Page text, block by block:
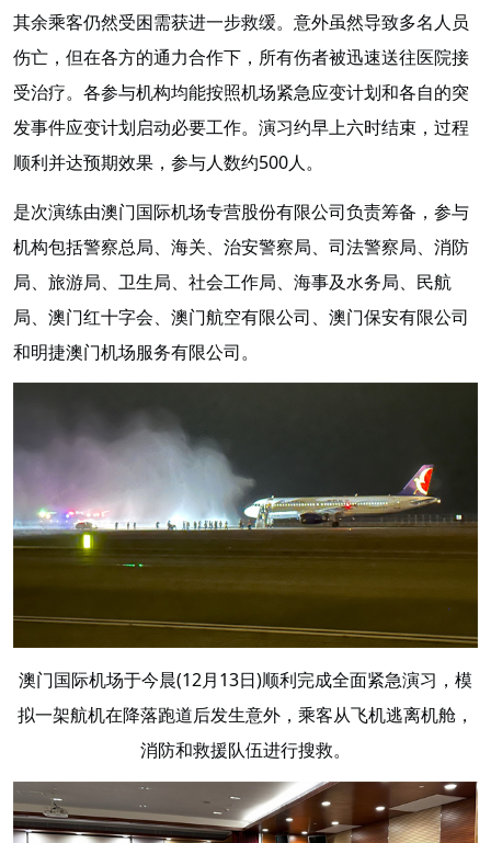
其余乘客仍然受困需获进一步救缓。意外虽然导致多名人员
伤亡，但在各方的通力合作下，所有伤者被迅速送往医院接
受治疗。各参与机构均能按照机场紧急应变计划和各自的突
发事件应变计划启动必要工作。演习约早上六时结束，过程
顺利并达预期效果，参与人数约500人。
是次演练由澳门国际机场专营股份有限公司负责筹备，参与
机构包括警察总局、海关、治安警察局、司法警察局、消防
局、旅游局、卫生局、社会工作局、海事及水务局、民航
局、澳门红十字会、澳门航空有限公司、澳门保安有限公司
和明捷澳门机场服务有限公司。
澳门国际机场于今晨(12月13日)顺利完成全面紧急演习，模
拟一架航机在降落跑道后发生意外，乘客从飞机逃离机舱，
消防和救援队伍进行搜救。